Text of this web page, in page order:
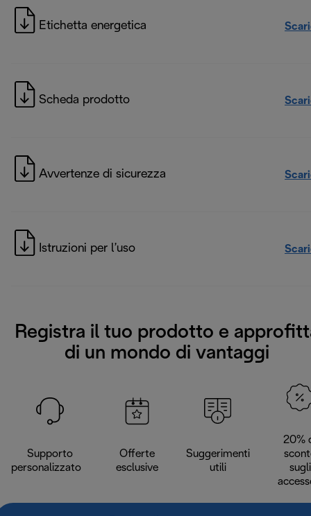
Etichetta energetica
Scheda prodotto
Avvertenze di sicurezza
Istruzioni per l’uso
Registra il tuo prodotto e
di un mondo di vantaggi
Supporto
personalizzato
Offerte
esclusive
Suggerimenti
utili
20%
sugli